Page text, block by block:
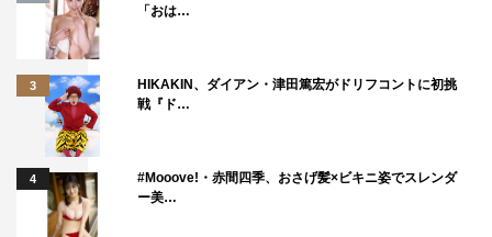
「おは…
3
HIKAKIN、ダイアン・津田篤宏がドリフコントに初挑
戦『ド…
4
#Mooove!・赤間四季、おさげ髪×ビキニ姿でスレンダ
ー美…